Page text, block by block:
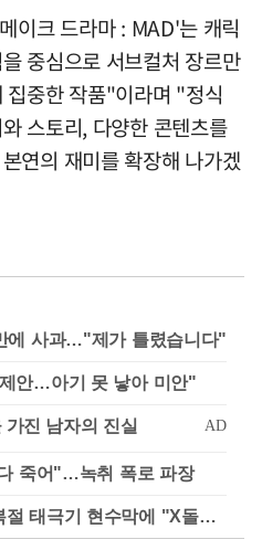
이크 드라마 : MAD'는 캐릭
중심으로 서브컬처 장르만
집중한 작품"이라며 "정식
스토리, 다양한 콘텐츠를
연의 재미를 확장해 나가겠
에 사과…"제가 틀렸습니다"
안…아기 못 낳아 미안"
죽어"…녹취 폭로 파장
김희철, 거꾸로 걸린 광복절 태극기 현수막에 "X돌았네"